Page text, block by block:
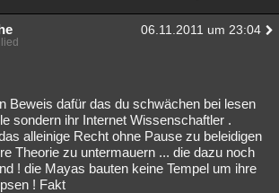
06.11.2011 um 23:04
Beweis dafür das du schwächen bei lesen
sondern ihr Internet Wissenschaftler .
alleinige Recht ohne Pause zu beleidigen
Theorie zu untermauern ... die dazu noch
! die Mayas bauten keine Tempel um ihre
! Fakt